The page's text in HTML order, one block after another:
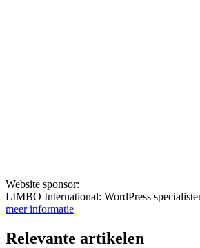
Website sponsor:
LIMBO International: WordPress
meer informatie
Relevante artikelen